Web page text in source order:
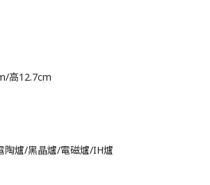
高12.7cm
陶爐/黑晶爐/電磁爐/IH爐